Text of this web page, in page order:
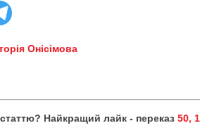
Онісімова
Найкращий лайк - переказ 50,